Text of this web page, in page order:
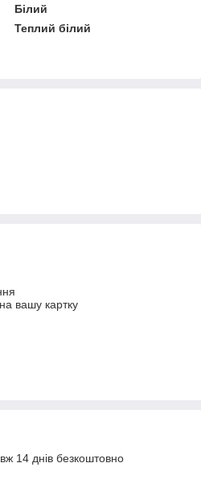
Білий
Теплий білий
вашу картку
14 днів безкоштовно